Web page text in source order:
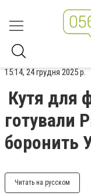
15:14, 24 грудня 2025 р.
Кутя для
готували
боронить
Читать на русском